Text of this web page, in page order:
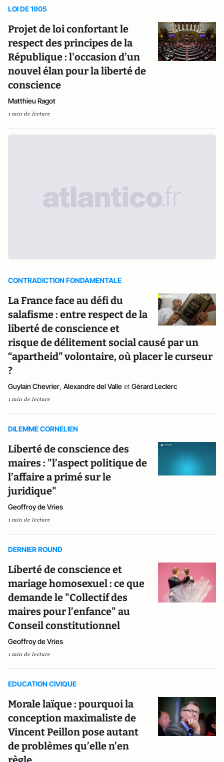
LOI DE 1905
Projet de loi confortant le
respect des principes de la
République : l'occasion d’un
nouvel élan pour la liberté de
conscience
Matthieu Ragot
1 min de lecture
CONTRADICTION FONDAMENTALE
La France face au défi du
salafisme : entre respect de la
liberté de conscience et
risque de délitement social causé par un
“apartheid” volontaire, où placer le curseur
?
Guylain Chevrier, Alexandre del Valle et Gérard Leclerc
1 min de lecture
DILEMME CORNELIEN
Liberté de conscience des
maires : "l’aspect politique de
l’affaire a primé sur le
juridique"
Geoffroy de Vries
1 min de lecture
DERNIER ROUND
Liberté de conscience et
mariage homosexuel : ce que
demande le "Collectif des
maires pour l’enfance" au
Conseil constitutionnel
Geoffroy de Vries
1 min de lecture
EDUCATION CIVIQUE
Morale laïque : pourquoi la
conception maximaliste de
Vincent Peillon pose autant
de problèmes qu’elle n’en